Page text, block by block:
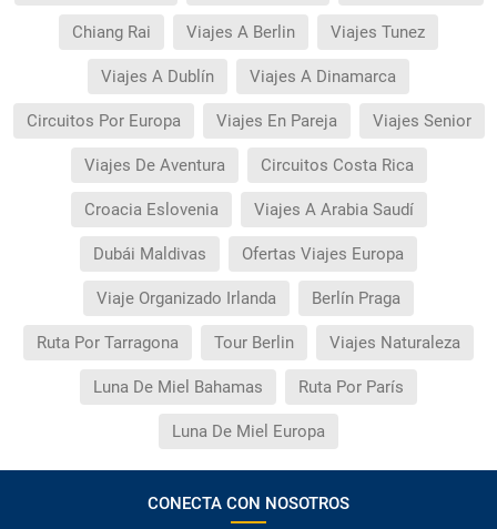
Chiang Rai Viajes A Berlin Viajes Tunez
Viajes A Dublín Viajes A Dinamarca
Circuitos Por Europa Viajes En Pareja Viajes Senior
Viajes De Aventura Circuitos Costa Rica
Croacia Eslovenia Viajes A Arabia Saudí
Dubái Maldivas Ofertas Viajes Europa
Viaje Organizado Irlanda Berlín Praga
Ruta Por Tarragona Tour Berlin Viajes Naturaleza
Luna De Miel Bahamas Ruta Por París
Luna De Miel Europa
CONECTA CON NOSOTROS